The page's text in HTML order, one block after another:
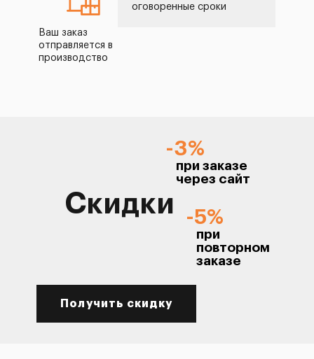
Ваш заказ
отправляется в
производство
оговоренные сроки
Скидки
-3%
при заказе
через сайт
-5%
при
повторном
заказе
Получить скидку